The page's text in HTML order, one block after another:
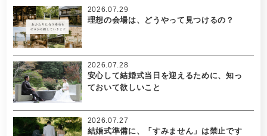
理想の会場は、どうやって見つけるの？
2026.07.29
安心して結婚式当日を迎えるために、知っ
ておいて欲しいこと
2026.07.28
結婚式準備に、「すみません」は禁止です
2026.07.27